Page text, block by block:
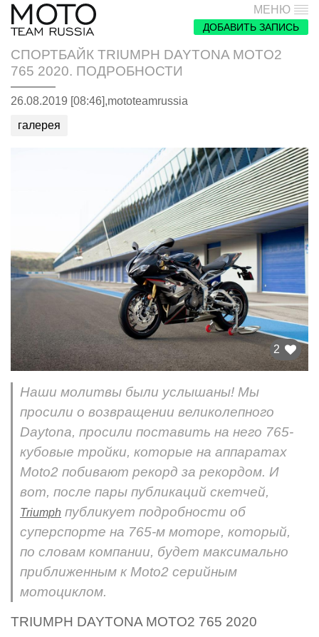
МЕНЮ
ДОБАВИТЬ ЗАПИСЬ
СПОРТБАЙК TRIUMPH DAYTONA MOTO2
765 2020. ПОДРОБНОСТИ
26.08.2019 [08:46],mototeamrussia
галерея
2
Наши молитвы были услышаны! Мы
просили о возвращении великолепного
Daytona, просили поставить на него 765-
кубовые тройки, которые на аппаратах
Moto2 побивают рекорд за рекордом. И
вот, после пары публикаций скетчей,
Triumph публикует подробности об
суперспорте на 765-м моторе, который,
по словам компании, будет максимально
приближенным к Moto2 серийным
мотоциклом.
TRIUMPH DAYTONA MOTO2 765 2020